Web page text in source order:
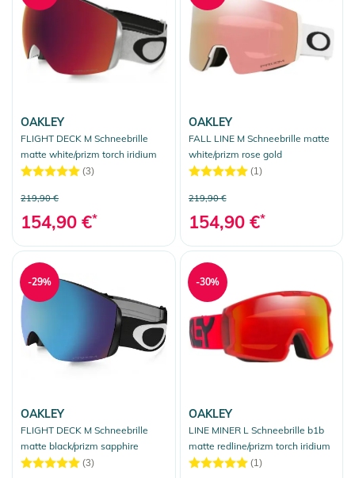
OAKLEY
FLIGHT DECK M Schneebrille
matte white/prizm torch iridium
(3)
219,90 €
154,90 €*
OAKLEY
FALL LINE M Schneebrille matte
white/prizm rose gold
(1)
219,90 €
154,90 €*
OAKLEY
FLIGHT DECK M Schneebrille
matte black/prizm sapphire
(3)
-29%
OAKLEY
LINE MINER L Schneebrille b1b
matte redline/prizm torch iridium
(1)
-30%